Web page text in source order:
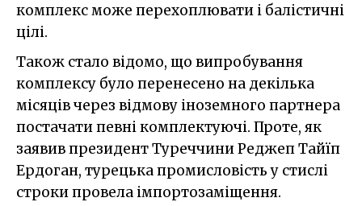
комплекс може перехоплювати і балістичні
цілі.
Також стало відомо, що випробування
комплексу було перенесено на декілька
місяців через відмову іноземного партнера
постачати певні комплектуючі. Проте, як
заявив президент Туреччини Реджеп Тайїп
Ердоган, турецька промисловість у стислі
строки провела імпортозаміщення.